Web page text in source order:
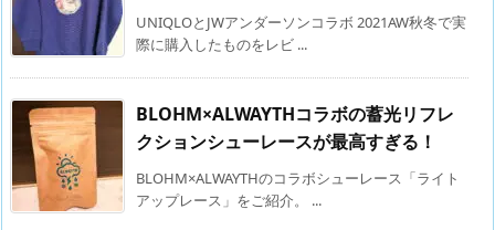
UNIQLOとJWアンダーソンコラボ 2021AW秋冬で実
際に購入したものをレビ ...
BLOHM×ALWAYTHコラボの蓄光リフレ
クションシューレースが最高すぎる！
BLOHM×ALWAYTHのコラボシューレース「ライト
アップレース」をご紹介。 ...